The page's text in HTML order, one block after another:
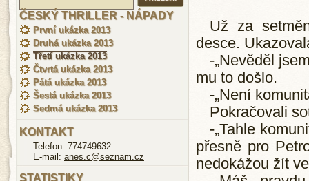
ČESKÝ THRILLER - NÁPADY
První ukázka 2013
Druhá ukázka 2013
Třetí ukázka 2013
Čtvrtá ukázka 2013
Pátá ukázka 2013
Šestá ukázka 2013
Sedmá ukázka 2013
KONTAKT
Telefon: 774749632
E-mail: anes.c@seznam.cz
STATISTIKY
Už za
desce.
-„Nevěděl
mu to došlo.
-„Není
Pokračovali
-„Tahle
přesně pro
nedokážou žít